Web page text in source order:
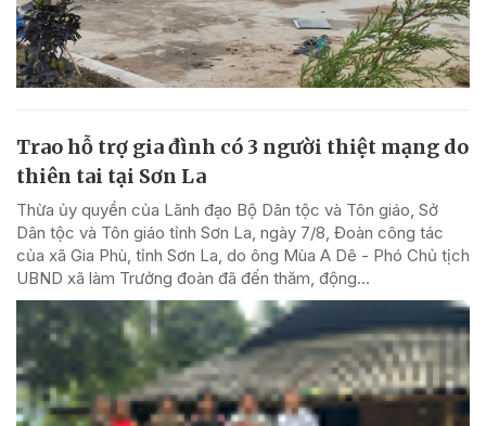
Trao hỗ trợ gia đình có 3 người thiệt mạng do
thiên tai tại Sơn La
Thừa ủy quyền của Lãnh đạo Bộ Dân tộc và Tôn giáo, Sở
Dân tộc và Tôn giáo tỉnh Sơn La, ngày 7/8, Đoàn công tác
của xã Gia Phù, tỉnh Sơn La, do ông Mùa A Dê - Phó Chủ tịch
UBND xã làm Trưởng đoàn đã đến thăm, động...